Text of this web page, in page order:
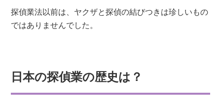
探偵業法以前は、ヤクザと探偵の結びつきは珍しいもの
ではありませんでした。
日本の探偵業の歴史は？